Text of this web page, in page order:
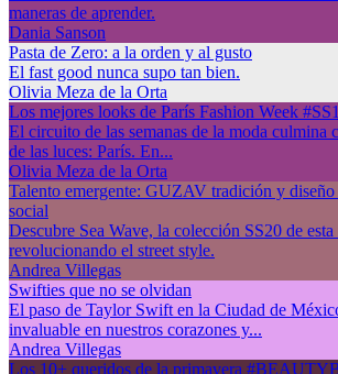
maneras de aprender.
Dania Sanson
Pasta de Zero: a la orden y al gusto
El fast good nunca supo tan bien.
Olivia Meza de la Orta
Los mejores looks de París Fashion Week
El circuito de las semanas de la moda culmina
de las luces: París. En...
Olivia Meza de la Orta
Talento emergente: GUZAV tradición y diseño
social
Descubre Sea Wave, la colección SS20 de esta
revolucionando el street style.
Andrea Villegas
Swifties que no se olvidan
El paso de Taylor Swift en la Ciudad de
invaluable en nuestros corazones y...
Andrea Villegas
Los 10+ queridos de la primavera